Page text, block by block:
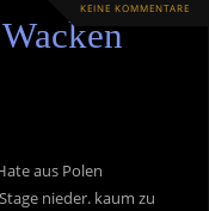
KEINE KOMMENTARE
aus Polen
nieder. kaum zu